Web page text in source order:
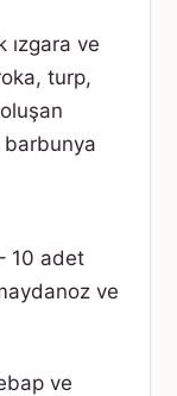
ızgara ve
turp,
barbunya
10 adet
ve
ve